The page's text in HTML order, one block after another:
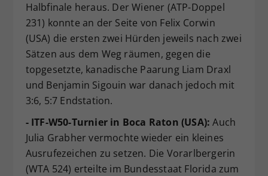
Halbfinale heraus. Der Wiener (ATP-Doppel
231) konnte an der Seite von Felix Corwin
(USA) die ersten zwei Hürden jeweils nach zwei
Sätzen aus dem Weg räumen, gegen die
topgesetzte, kanadische Paarung Liam Draxl
und Benjamin Sigouin war danach jedoch mit
3:6, 5:7 Endstation.
- ITF-W50-Turnier in Boca Raton (USA): Auch
Julia Grabher vermochte wieder ein kleines
Ausrufezeichen zu setzen. Die Vorarlbergerin
(WTA 524) erteilte im Bundesstaat Florida zum